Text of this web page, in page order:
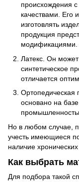
происхождения
качествами. Его
изготовлять
продукция
модификациями.
Латекс. Он
синтетическое
отличается
Ортопедическая
основано на
Но в любом случае,
учесть имеющиеся
наличие
Как выбрать
Для подбора такой